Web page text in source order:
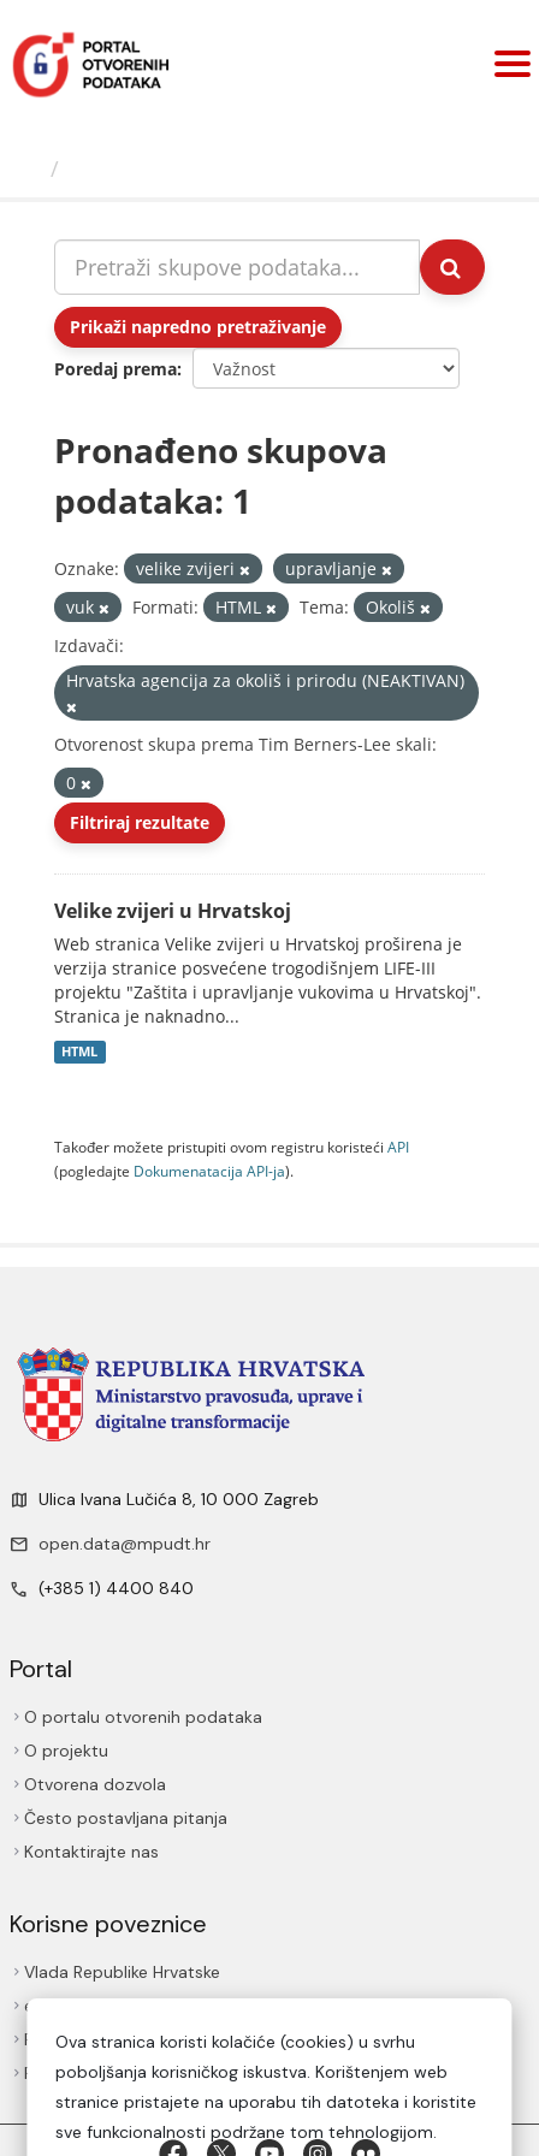
sadržaj
Prikaži napredno pretraživanje
Poredaj prema
Pronađeno skupova
podataka: 1
Oznake: velike zvijeri
upravljanje
vuk
Formati: HTML Tema:
Okoliš
Izdavači:
Hrvatska agencija za okoliš i prirodu (NEAKTIVAN)
Otvorenost skupa prema Tim Berners-Lee skali:
0
Filtriraj rezultate
Velike zvijeri u Hrvatskoj
Web stranica Velike zvijeri u Hrvatskoj proširena je
verzija stranice posvećene trogodišnjem LIFE-III
projektu "Zaštita i upravljanje vukovima u Hrvatskoj".
Stranica je naknadno...
HTML
Također možete pristupiti ovom registru koristeći API
(pogledajte Dokumenаtаcijа API-jа).